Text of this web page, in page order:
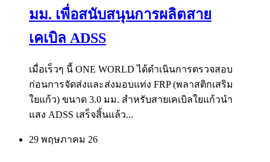
มม. เพื่อสนับสนุนการผลิตสาย
เคเบิล ADSS
เมื่อเร็วๆ นี้ ONE WORLD ได้ดำเนินการตรวจสอบ
ก่อนการจัดส่งและส่งมอบแท่ง FRP (พลาสติกเสริม
ใยแก้ว) ขนาด 3.0 มม. สำหรับสายเคเบิลใยแก้วนำ
แสง ADSS เสร็จสิ้นแล้ว...
29 พฤษภาคม 26